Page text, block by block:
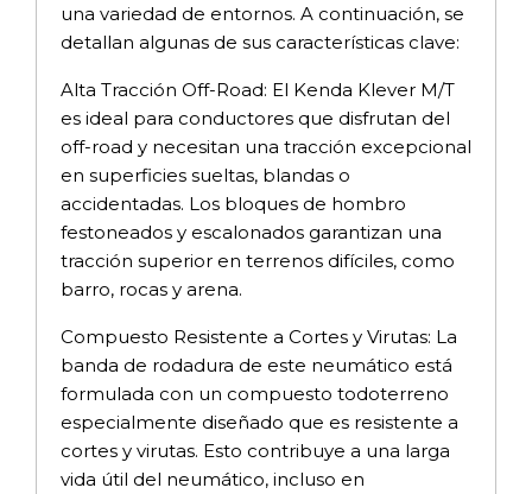
una variedad de entornos. A continuación, se
detallan algunas de sus características clave:
Alta Tracción Off-Road: El Kenda Klever M/T
es ideal para conductores que disfrutan del
off-road y necesitan una tracción excepcional
en superficies sueltas, blandas o
accidentadas. Los bloques de hombro
festoneados y escalonados garantizan una
tracción superior en terrenos difíciles, como
barro, rocas y arena.
Compuesto Resistente a Cortes y Virutas: La
banda de rodadura de este neumático está
formulada con un compuesto todoterreno
especialmente diseñado que es resistente a
cortes y virutas. Esto contribuye a una larga
vida útil del neumático, incluso en